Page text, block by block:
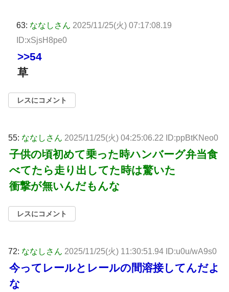
63: ななしさん 2025/11/25(火) 07:17:08.19
ID:xSjsH8pe0
>>54
草
レスにコメント
55: ななしさん 2025/11/25(火) 04:25:06.22 ID:ppBtKNeo0
子供の頃初めて乗った時ハンバーグ弁当食
べてたら走り出してた時は驚いた
衝撃が無いんだもんな
レスにコメント
72: ななしさん 2025/11/25(火) 11:30:51.94 ID:u0u/wA9s0
今ってレールとレールの間溶接してんだよ
な